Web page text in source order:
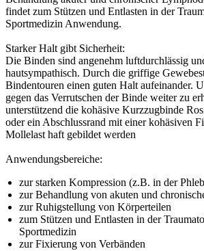
findet zum Stützen und Entlasten in der
Sportmedizin Anwendung.
Starker Halt gibt Sicherheit:
Die Binden sind angenehm luftdurchlässig
hautsympathisch. Durch die griffige
Bindentouren einen guten Halt aufeinander.
gegen das Verrutschen der Binde weiter zu
unterstützend die kohäsive Kurzzugbinde
oder ein Abschlussrand mit einer kohäsiven
Mollelast haft gebildet werden
Anwendungsbereiche:
zur starken Kompression (z.B. in der
zur Behandlung von akuten und
zur Ruhigstellung von Körperteilen
zum Stützen und Entlasten in der
Sportmedizin
zur Fixierung von Verbänden